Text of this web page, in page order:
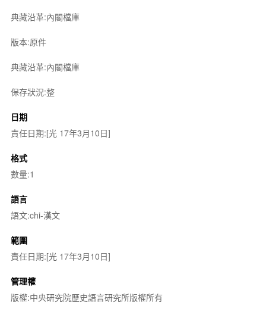
典藏沿革:內閣檔庫
版本:原件
典藏沿革:內閣檔庫
保存狀況:整
日期
責任日期:[光 17年3月10日]
格式
數量:1
語言
語文:chi-漢文
範圍
責任日期:[光 17年3月10日]
管理權
版權:中央研究院歷史語言研究所版權所有